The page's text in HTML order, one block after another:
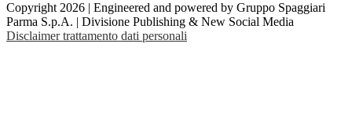
Copyright 2026 | Engineered and powered by Gruppo Spaggiari
Parma S.p.A. | Divisione Publishing & New Social Media
Disclaimer trattamento dati personali